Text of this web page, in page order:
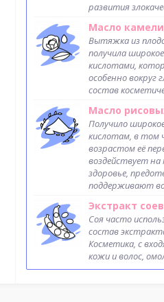
развития
Масло
Вытяжка из
получила
кислотами,
особенно вокруг
состав
Масло
Получило
кислотам, в том
возрастом её
воздействует
здоровье,
поддерживают
Экстракт
Соя часто
состав
Косметика, с
кожи и волос,